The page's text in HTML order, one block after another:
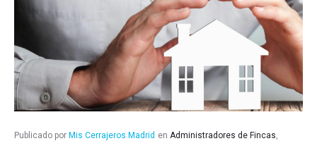
SEGURIDAD
Publicado por Mis Cerrajeros Madrid en Administradores de Fincas